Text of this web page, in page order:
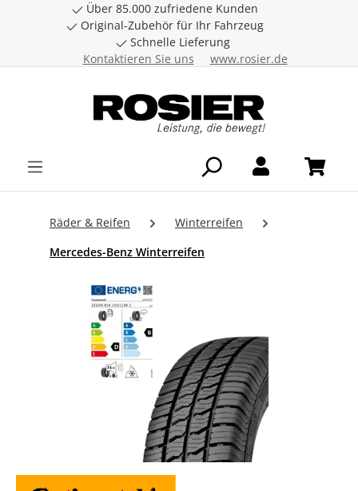
Zum Hauptinhalt springen
Über 85.000 zufriedene Kunden
Original-Zubehör für Ihr Fahrzeug
Schnelle Lieferung
Kontaktieren Sie uns
www.rosier.de
Räder & Reifen
Winterreifen
Mercedes-Benz Winterreifen
Bildergalerie überspringen